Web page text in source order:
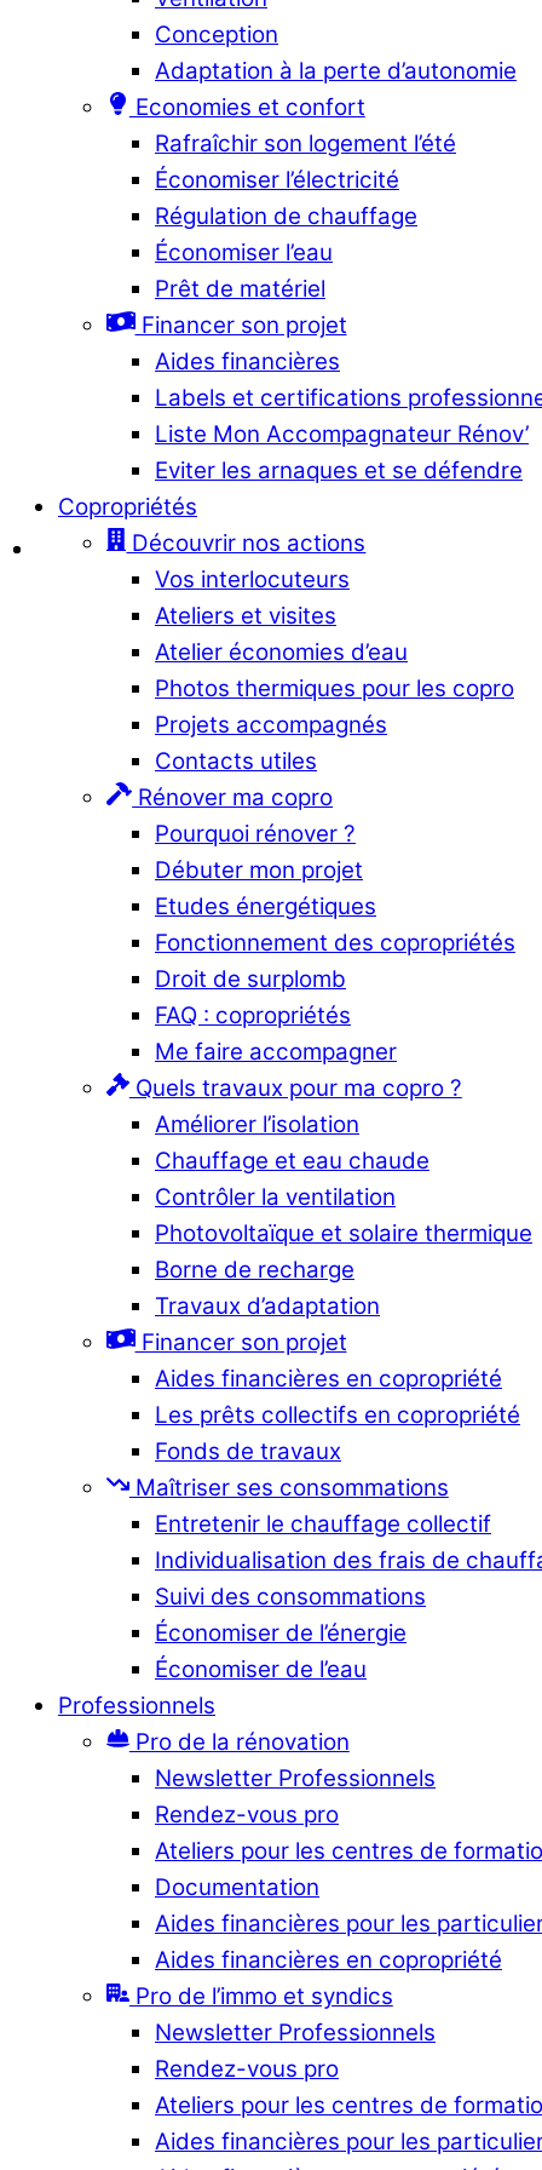
Conception
Adaptation à la perte d’autonomie
Economies et confort
Rafraîchir son logement l’été
Économiser l’électricité
Régulation de chauffage
Économiser l’eau
Prêt de matériel
Financer son projet
Aides financières
Labels et certifications
Liste Mon Accompagnateur Rénov’
Eviter les arnaques et se défendre
Copropriétés
Découvrir nos actions
Vos interlocuteurs
Ateliers et visites
Atelier économies d’eau
Photos thermiques pour les copro
Projets accompagnés
Contacts utiles
Rénover ma copro
Pourquoi rénover ?
Débuter mon projet
Etudes énergétiques
Fonctionnement des copropriétés
Droit de surplomb
FAQ : copropriétés
Me faire accompagner
Quels travaux pour ma copro ?
Améliorer l’isolation
Chauffage et eau chaude
Contrôler la ventilation
Photovoltaïque et solaire thermique
Borne de recharge
Travaux d’adaptation
Financer son projet
Aides financières en copropriété
Les prêts collectifs en copropriété
Fonds de travaux
Maîtriser ses consommations
Entretenir le chauffage collectif
Individualisation des frais de
Suivi des consommations
Économiser de l’énergie
Économiser de l’eau
Professionnels
Pro de la rénovation
Newsletter Professionnels
Rendez-vous pro
Ateliers pour les centres de
Documentation
Aides financières pour les
Aides financières en copropriété
Pro de l’immo et syndics
Newsletter Professionnels
Rendez-vous pro
Ateliers pour les centres de
Aides financières pour les